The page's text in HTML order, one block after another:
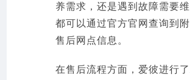
养需求，还是遇到故障需要维
都可以通过官方官网查询到
售后网点信息。
在售后流程方面，爱彼进行